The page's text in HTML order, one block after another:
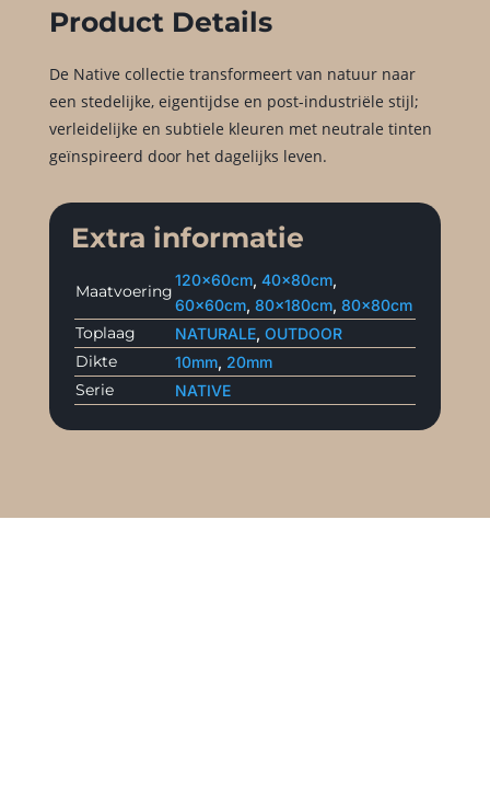
Product Details
De Native collectie transformeert van natuur naar
een stedelijke, eigentijdse en post-industriële stijl;
verleidelijke en subtiele kleuren met neutrale tinten
geïnspireerd door het dagelijks leven.
Extra informatie
Maatvoering
120x60cm, 40x80cm,
60x60cm, 80x180cm, 80x80cm
Toplaag NATURALE, OUTDOOR
Dikte 10mm, 20mm
Serie NATIVE